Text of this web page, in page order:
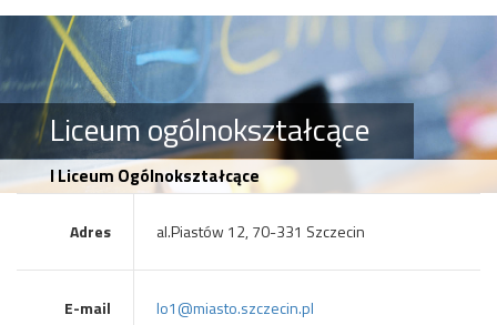
Liceum ogólnokształcące
I Liceum Ogólnokształcące
Adres al.Piastów 12, 70-331 Szczecin
E-mail lo1@miasto.szczecin.pl